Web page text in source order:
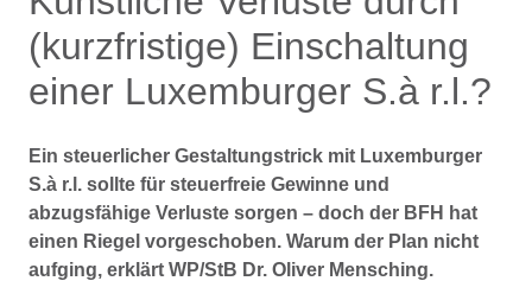
(kurzfristige) Einschaltung
einer Luxemburger S.à r.l.?
Ein steuerlicher Gestaltungstrick mit Luxemburger
S.à r.l. sollte für steuerfreie Gewinne und
abzugsfähige Verluste sorgen – doch der BFH hat
einen Riegel vorgeschoben. Warum der Plan nicht
aufging, erklärt WP/StB Dr. Oliver Mensching.